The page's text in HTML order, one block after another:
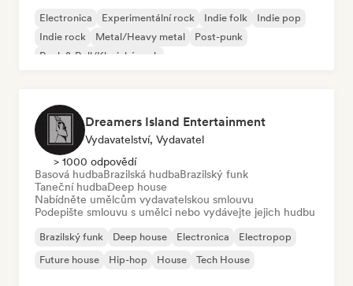
Electronica Experimentální rock Indie folk
Indie pop
Indie rock
Metal/Heavy metal
Post-punk
Rock & Roll/Klasický rock
Dreamers Island Entertainment
Vydavatelství, Vydavatel
> 1000 odpovědí
Basová hudbaBrazilská hudbaBrazilský funk
Taneční hudbaDeep house
Nabídněte umělcům vydavatelskou smlouvu
Podepište smlouvu s umělci nebo vydávejte jejich hudbu
Brazilský funk Deep house Electronica
Electropop
Future house
Hip-hop House Tech House